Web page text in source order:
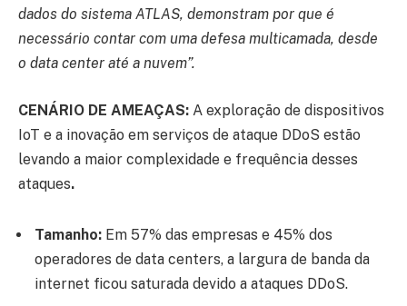
dados do sistema ATLAS, demonstram por que é
necessário contar com uma defesa multicamada, desde
o data center até a nuvem”.
CENÁRIO DE AMEAÇAS: A exploração de dispositivos
IoT e a inovação em serviços de ataque DDoS estão
levando a maior complexidade e frequência desses
ataques.
Tamanho: Em 57% das empresas e 45% dos
operadores de data centers, a largura de banda da
internet ficou saturada devido a ataques DDoS.